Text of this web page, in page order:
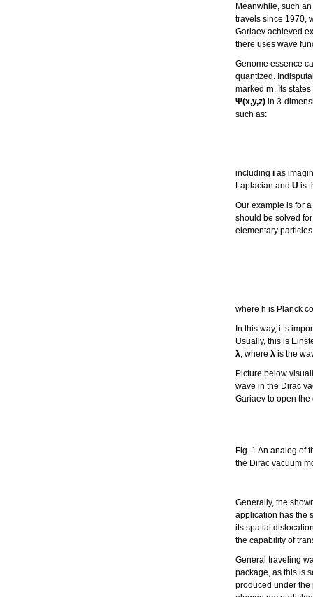
Meanwhile, such
travels since 1970,
Gariaev achieved
there uses wave
Genome essence
quantized.
markedm. Its
Ψ(x,y,z)in 3-
such as:
including ias
Laplacian andUis
Our example is for
should be solved
elementary
where h is Planck
In this way, it’s
Usually, this is
λ, whereλ is the
Picture below
wave in the Dirac
Gariaev to open
Fig. 1 An analog of
the Dirac vacuum
Generally, the
application has the
its spatial
the capability of
General traveling
package, as this is
produced under the